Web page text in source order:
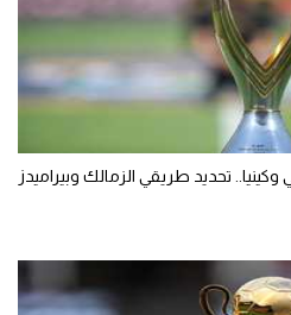
تحديد طريقي الزمالك وبيراميدز